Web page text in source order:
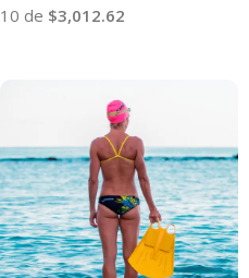
10 de $3,012.62